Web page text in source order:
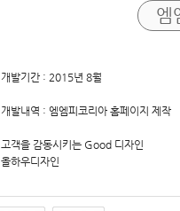
엠
개발기간 : 2015년 8월
개발내역 : 엠엠피코리아 홈페이지 제작
고객을 감동시키는 Good 디자인
올하우디자인